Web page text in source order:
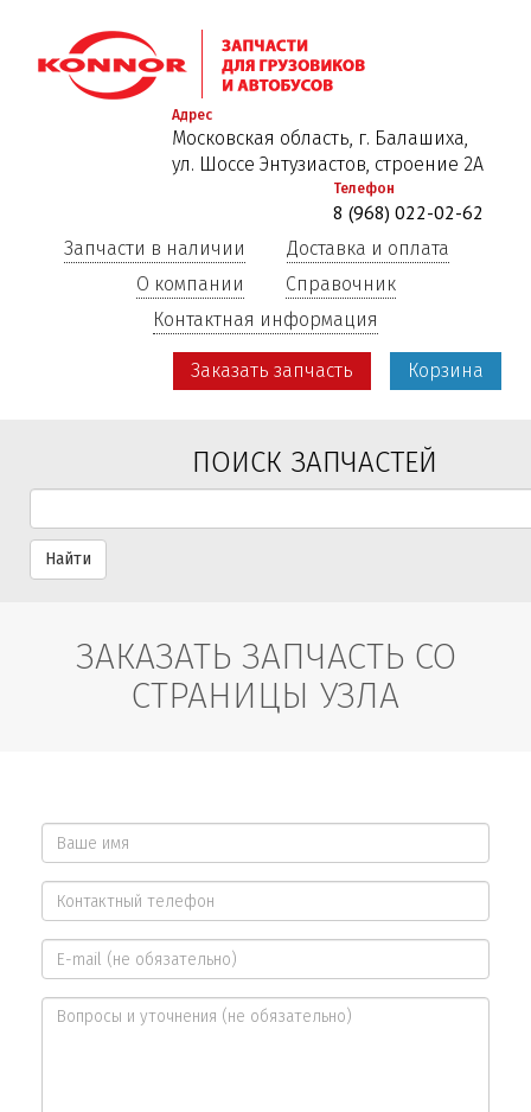
к
основному
Адрес
Московская область, г. Балашиха,
ул. Шоссе Энтузиастов, строение 2А
Телефон
8 (968) 022-02-62
Запчасти в наличии
Доставка и оплата
О компании
Справочник
Контактная информация
Заказать запчасть Корзина
ПОИСК ЗАПЧАСТЕЙ
Найти
ЗАКАЗАТЬ ЗАПЧАСТЬ СО
СТРАНИЦЫ УЗЛА
Ваше
имя
*
Контактный
телефон
*
E-
mail